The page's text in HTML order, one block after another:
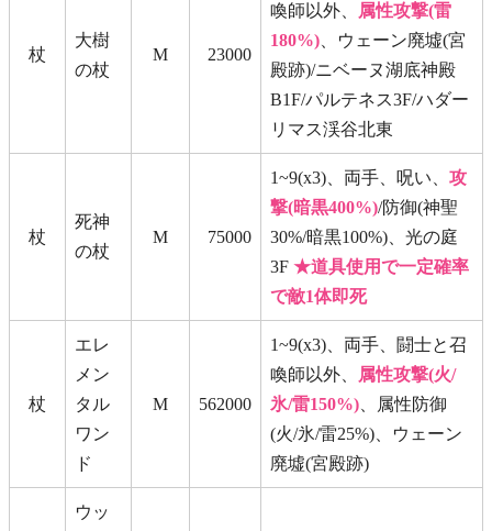
杖
大樹
の杖
M 23000
喚師以外、 属性攻撃(雷
180%)、ウェーン廃墟(宮
殿跡)/ニベーヌ湖底神殿
B1F/パルテネス3F/ハダー
リマス渓谷北東
杖
死神
の杖
M 75000
1~9(x3)、両手、呪い、 攻
撃(暗黒400%)/防御(神聖
30%/暗黒100%)、光の庭
3F ★道具使用で一定確率
で敵1体即死
杖
エレ
メン
タル
ワン
ド
M 562000
1~9(x3)、両手、闘士と召
喚師以外、 属性攻撃(火/
氷/雷150%)、属性防御
(火/氷/雷25%)、ウェーン
廃墟(宮殿跡)
ウッ